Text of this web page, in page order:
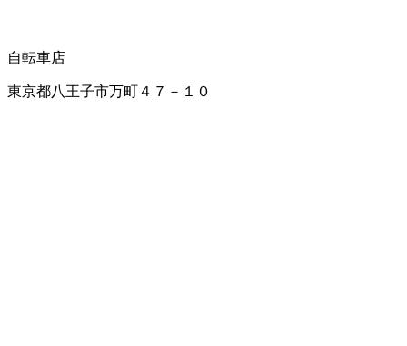
自転車店
東京都八王子市万町４７－１０